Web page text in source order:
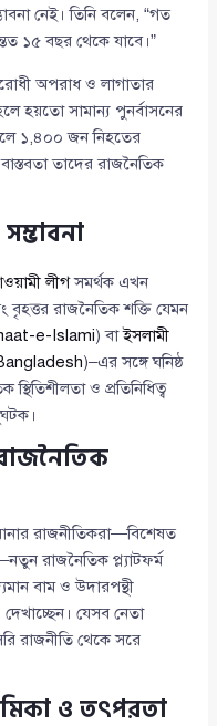
নেই। তিনি বলেন, “গত
১৫ বছর থেকে যাবে।”
অপরাধ ও লাগাতার
হয়তো সামান্য পুনর্বাসনের
১,৪০০ জন নিহতের
তাদের রাজনৈতিক
লীগসমর্থক এখন
বৃহত্তর রাজনৈতিক শক্তি যেমন
e-Islami) বাইসলামী
)–এর সঙ্গে ঘনিষ্ঠ
ও প্রতিনিধিত্ব
রাজনীতিকরা—বিশেষত
রাজনৈতিক প্ল্যাটফর্ম
বাম ও উদারপন্থী
যেসব নেতা
রাজনীতি থেকে সরে
ও তৎপরতা